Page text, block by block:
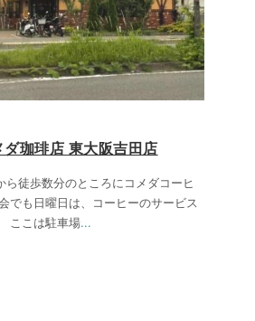
珈琲店 東大阪吉田店
ら徒歩数分のところにコメダコーヒ
でも日曜日は、コーヒーのサービス
ここは駐車場...